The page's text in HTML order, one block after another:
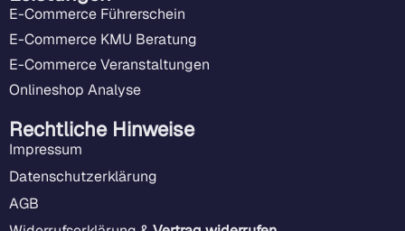
E-Commerce Führerschein
E-Commerce KMU Beratung
E-Commerce Veranstaltungen
Onlineshop Analyse
Rechtliche Hinweise
Impressum
Datenschutzerklärung
AGB